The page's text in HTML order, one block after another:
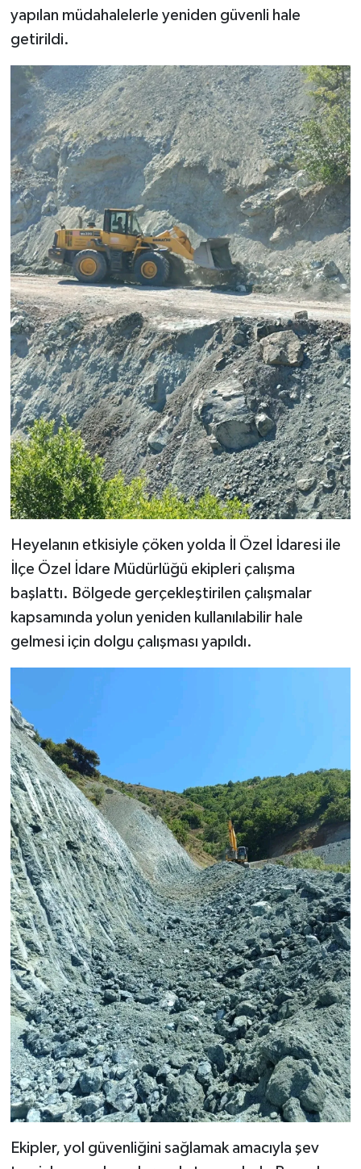
yapılan müdahalelerle yeniden güvenli hale
getirildi.
Heyelanın etkisiyle çöken yolda İl Özel İdaresi ile
İlçe Özel İdare Müdürlüğü ekipleri çalışma
başlattı. Bölgede gerçekleştirilen çalışmalar
kapsamında yolun yeniden kullanılabilir hale
gelmesi için dolgu çalışması yapıldı.
Ekipler, yol güvenliğini sağlamak amacıyla şev